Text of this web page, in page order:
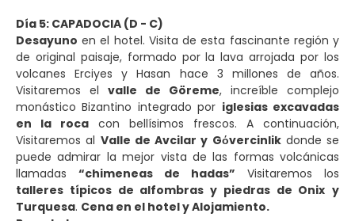
Día 5: CAPADOCIA (D - C)
Desayuno en el hotel. Visita de esta fascinante región y
de original paisaje, formado por la lava arrojada por los
volcanes Erciyes y Hasan hace 3 millones de años.
Visitaremos el valle de Göreme, increíble complejo
monástico Bizantino integrado por iglesias excavadas
en la roca con bellísimos frescos. A continuación,
Visitaremos al Valle de Avcilar y Gόvercinlikdonde se
puede admirar la mejor vista de las formas volcánicas
llamadas “chimeneas de hadas” Visitaremos los
talleres típicos de alfombras y piedras de Onix y
Turquesa. Cena en el hotel y Alojamiento.